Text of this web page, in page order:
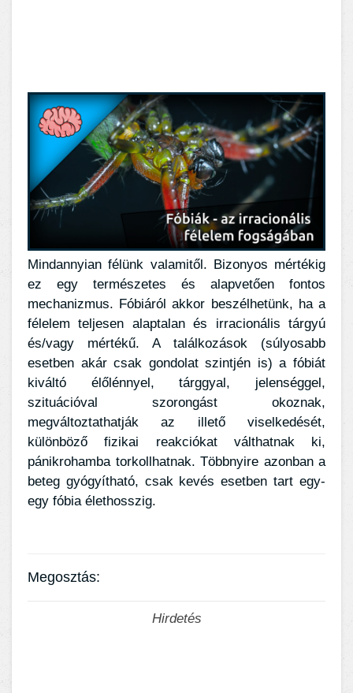
Mindannyian félünk valamitől. Bizonyos mértékig
ez egy természetes és alapvetően fontos
mechanizmus. Fóbiáról akkor beszélhetünk, ha a
félelem teljesen alaptalan és irracionális tárgyú
és/vagy mértékű. A találkozások (súlyosabb
esetben akár csak gondolat szintjén is) a fóbiát
kiváltó élőlénnyel, tárggyal, jelenséggel,
szituációval szorongást okoznak,
megváltoztathatják az illető viselkedését,
különböző fizikai reakciókat válthatnak ki,
pánikrohamba torkollhatnak. Többnyire azonban a
beteg gyógyítható, csak kevés esetben tart egy-
egy fóbia élethosszig.
Megosztás:
Hirdetés